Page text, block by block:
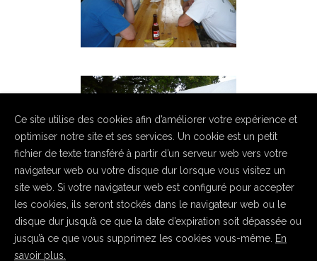
Ce site utilise des cookies afin d’améliorer votre expérience et
optimiser notre site et ses services. Un cookie est un petit
fichier de texte transféré à partir d’un serveur web vers votre
navigateur web ou votre disque dur lorsque vous visitez un
site web. Si votre navigateur web est configuré pour accepter
les cookies, ils seront stockés dans le navigateur web ou le
disque dur jusqu’à ce que la date d’expiration soit dépassée ou
jusqu’à ce que vous supprimez les cookies vous-même. En
savoir plus.